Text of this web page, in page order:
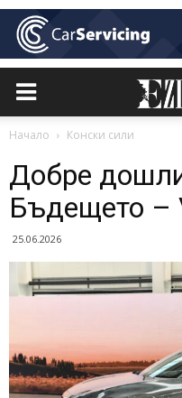
Начало Конски сили
Добре
Бъдещето –
25.06.2026